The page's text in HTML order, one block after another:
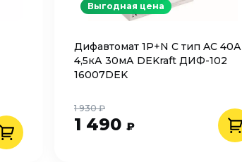
Дифавтомат 1P+N C тип AC 40А
4,5кА 30мА DEKraft ДИФ-102
16007DEK
1 490 ₽
1 930 ₽
Выгодная цена